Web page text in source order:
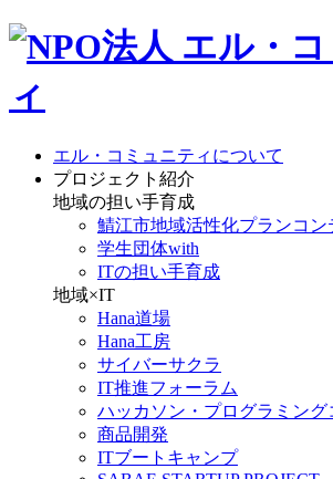
エル・コミュニティについて
プロジェクト紹介
地域の担い手育成
鯖江市地域活性化プランコン
学生団体with
ITの担い手育成
地域×IT
Hana道場
Hana工房
サイバーサクラ
IT推進フォーラム
ハッカソン・プログラミング
商品開発
ITブートキャンプ